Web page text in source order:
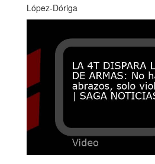
López-Dóriga